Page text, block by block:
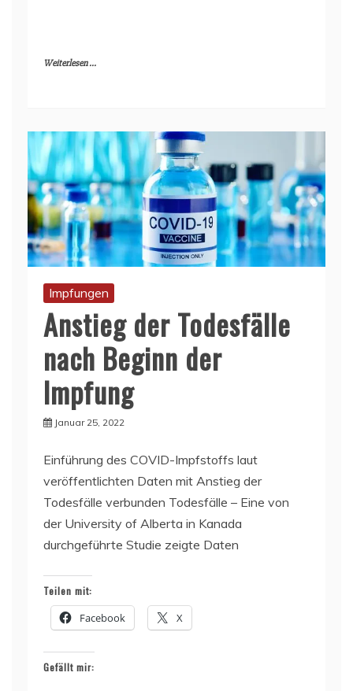
Weiterlesen ...
Impfungen
Anstieg der Todesfälle
nach Beginn der
Impfung
Januar 25, 2022
Einführung des COVID-Impfstoffs laut
veröffentlichten Daten mit Anstieg der
Todesfälle verbunden Todesfälle – Eine von
der University of Alberta in Kanada
durchgeführte Studie zeigte Daten
Teilen mit:
Facebook X
Gefällt mir: